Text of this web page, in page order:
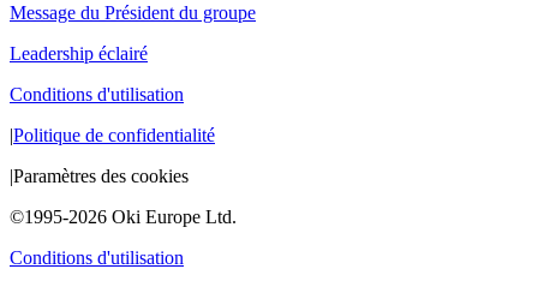
Message du Président du groupe
Leadership éclairé
Conditions d'utilisation
|Politique de confidentialité
|Paramètres des cookies
©1995-2026 Oki Europe Ltd.
Conditions d'utilisation